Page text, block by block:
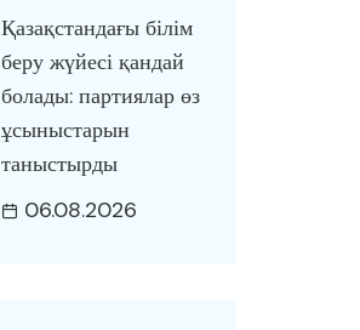
Қазақстандағы білім
беру жүйесі қандай
болады: партиялар өз
ұсыныстарын
таныстырды
06.08.2026